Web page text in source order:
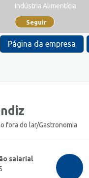
Indústria Alimentícia
Seguir
Página da empresa
fora do lar/Gastronomia
salarial